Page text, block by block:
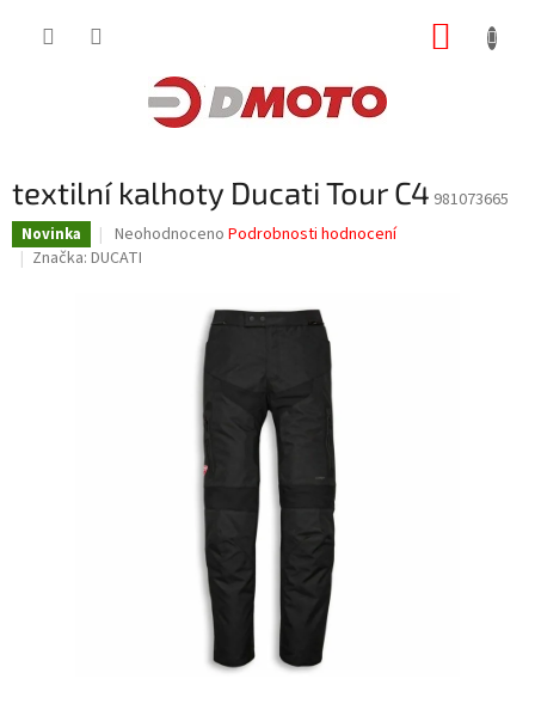
textilní kalhoty Ducati Tour C4 981073665
Novinka
Průměrné
hodnocení
Neohodnoceno Podrobnosti hodnocení
Značka: DUCATI